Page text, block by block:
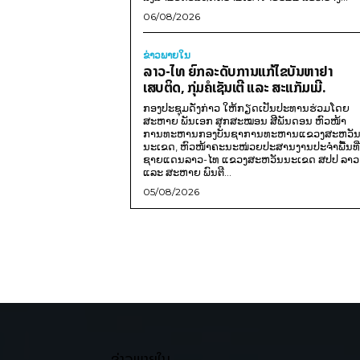
06/08/2026
ຂ່າວພາຍ​ໃນ
ລາວ-ໄທ ຍົກລະດັບການແກ້ໄຂບັນຫາຢາ
ເສບຕິດ, ກຸ່ມຄໍເຊັນເຕີ ແລະ ສະແກັມເມີ.
ກອງປະຊຸມດັ່ງກ່າວ ໃຫ້ກຽດເປັນປະທານຮ່ວມໂດຍ
ສະຫາຍ ພັນເອກ ສຸກສະໝອນ ສີພັນດອນ ຫົວໜ້າ
ການທະຫານກອງບັນຊາການທະຫານແຂວງສະຫວັນ
ນະເຂດ, ຫົວໜ້າຄະນະໜ່ວຍປະສານງານປະຈຳພື້ນທີ່
ຊາຍແດນລາວ-ໄທ ແຂວງສະຫວັນນະເຂດ ສປປ ລາວ
ແລະ ສະຫາຍ ພົນຕີ...
05/08/2026